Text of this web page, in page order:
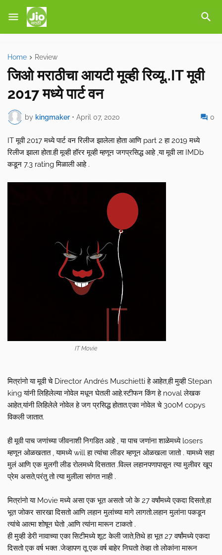
Home Review
जिओ मराठीचा आयटी मूव्ही रिव्यू..IT मूवी
2017 मध्ये पार्ट वन
by kingmaker • April 07, 2020 0
IT मूवी 2017 मध्ये पार्ट वन रिलीज झालेला होता आणि part 2 हा 2019 मध्ये
रिलीज झाला होता.ही मूव्ही हॉरर मूव्ही म्हणून जगप्रसिद्ध आहे ,या मूवी ला IMDb
कडून 7.3 rating मिळाली आहे .
IT Movie
मित्रांनो या मूवी चे Director Andrés Muschietti हे आहेत,ही मुव्ही Stepan
king यांनी लिहिलेल्या नोवेल मधून घेतली आहे.स्टीफन किंग हे noval लेखक
आहेत,यांनी लिहिलेले नोवेल हे जग प्रसिद्ध होतात.एका नोवेल चे 300M copys
विकली जातात.
ही मूवी पाच जणांच्या जीवनाशी निगडित आहे , या पाच जणांना शाळेमध्ये losers
म्हणून ओळखतात , यामध्ये will हा त्यांचा लीडर म्हणून ओळखला जातो . यामध्ये सहा
मुलं आणि एक मुलगी लीड रोलमध्ये दिसतात .विल्ल लहानपणापासून त्या मुलीवर खूप
प्रेम असते,परंतु तो त्या मुलीला सांगत नाही .
मित्रांनो या Movie मध्ये असा एक भूत असतो जो के 27 वर्षांमध्ये एकदा दिसतो,हा
भूत जोकर सारखा दिसतो आणि लहान मुलांच्या मागे लागतो.लहान मुलांना पकडून
त्यांचे आत्मा शोषून घेतो ,आणि त्यांना मारून टाकतो .
ही मुव्ही डेरी नावाच्या एका सिटीमध्ये शूट केली जाते,तिथे हा भूत 27 वर्षांमध्ये एकदा
दिसतो एक वर्ष भक्त .जेव्हापण तू एक वर्ष बाहेर निघतो तेव्हा तो लोकांना मारून